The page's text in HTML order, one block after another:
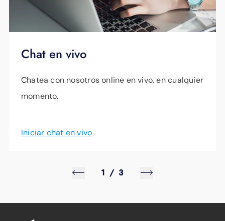
Chat en vivo
Chatea con nosotros online en vivo, en cualquier
momento.
Iniciar chat en vivo
1 / 3